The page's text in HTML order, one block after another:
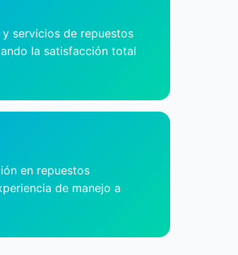
servicios de repuestos
la satisfacción total
en repuestos
de manejo a